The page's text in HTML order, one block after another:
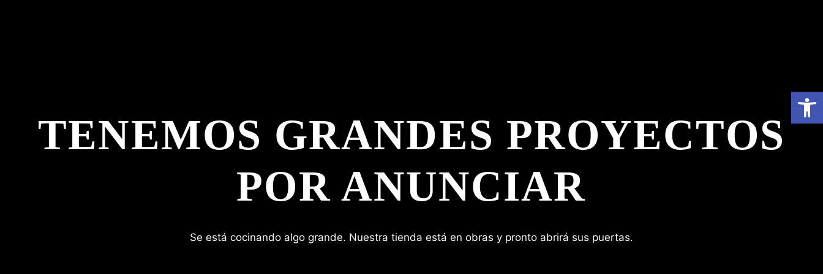
TENEMOS GRANDES PROYECTOS
POR ANUNCIAR
Se está cocinando algo grande. Nuestra tienda está en obras y pronto abrirá sus puertas.
Abrir